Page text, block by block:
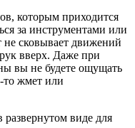
которым приходится
за инструментами или
не сковывает движений
вверх. Даже при
вы не будете ощущать
то жмет или
виде для